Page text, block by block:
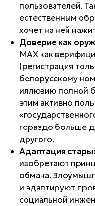
пользователей.
естественным
хочет на ней
Доверие как
MAX как
(регистрация
белорусскому
иллюзию полной
этим активно
гораздо больше
другого.
Адаптация
изобретают
обмана.
и адаптируют
социальной